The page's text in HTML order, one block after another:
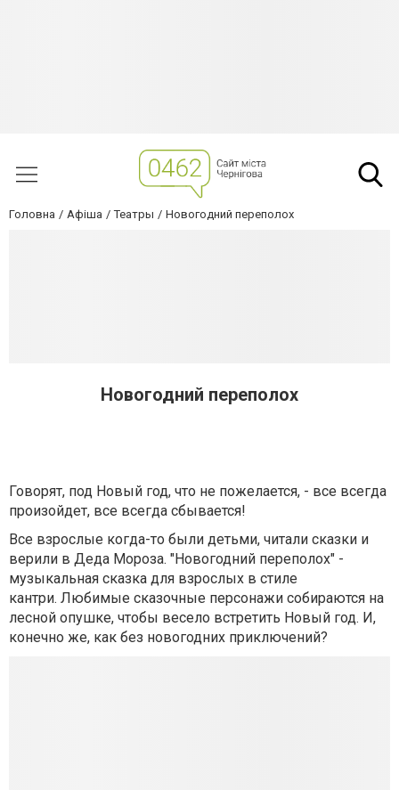
Головна Афіша Театры Новогодний переполох
Новогодний переполох
Говорят, под Новый год, что не пожелается, - все всегда
произойдет, все всегда сбывается!
Все взрослые когда-то были детьми, читали сказки и
верили в Деда Мороза. "Новогодний переполох" -
музыкальная сказка для взрослых в стиле
кантри. Любимые сказочные персонажи собираются на
лесной опушке, чтобы весело встретить Новый год. И,
конечно же, как без новогодних приключений?